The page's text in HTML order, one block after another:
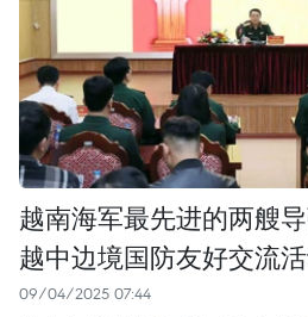
越南海军最先进的两艘
越中边境国防友好交流
09/04/2025 07:44